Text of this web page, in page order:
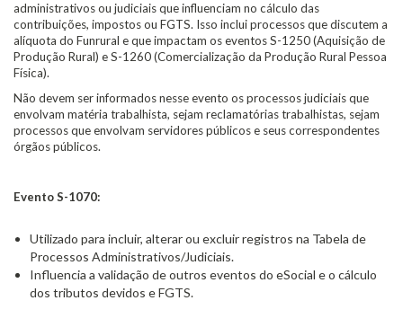
administrativos ou judiciais que influenciam no cálculo das
contribuições, impostos ou FGTS. Isso inclui processos que discutem a
alíquota do Funrural e que impactam os eventos S-1250 (Aquisição de
Produção Rural) e S-1260 (Comercialização da Produção Rural Pessoa
Física).
Não devem ser informados nesse evento os processos judiciais que
envolvam matéria trabalhista, sejam reclamatórias trabalhistas, sejam
processos que envolvam servidores públicos e seus correspondentes
órgãos públicos.
Evento S-1070:
Utilizado para incluir, alterar ou excluir registros na Tabela de
Processos Administrativos/Judiciais.
Influencia a validação de outros eventos do eSocial e o cálculo
dos tributos devidos e FGTS.